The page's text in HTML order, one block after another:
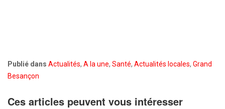
Publié dans Actualités, A la une, Santé, Actualités locales, Grand
Besançon
Ces articles peuvent vous intéresser